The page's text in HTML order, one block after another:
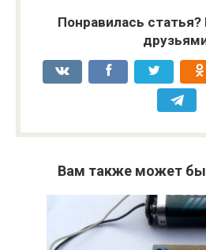
Понравилась
Вам также может